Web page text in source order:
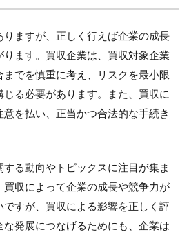
ますが、正しく行えば企業の成長
ます。買収企業は、買収対象企業
でを慎重に考え、リスクを最小限
る必要があります。また、買収に
を払い、正当かつ合法的な手続き
る動向やトピックスに注目が集ま
買収によって企業の成長や競争力が
すが、買収による影響を正しく評
発展につなげるためにも、企業は